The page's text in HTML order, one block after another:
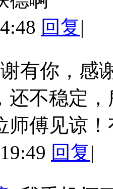
回复|
有你，感
还不稳定
师傅见谅
回复|